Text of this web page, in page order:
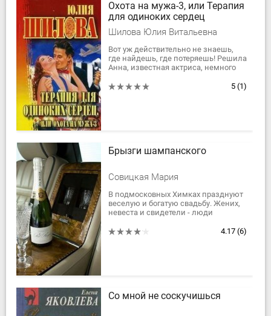
Охота на мужа-3, или Терапия
для одиноких сердец
Шилова Юлия Витальевна
Вот уж действительно не знаешь,
где найдешь, где потеряешь! Решила
Анна, известная актриса, немного
на...
5 (1)
Брызги шампанского
Совицкая Мария
В подмосковных Химках празднуют
веселую и богатую свадьбу. Жених,
невеста и свидетели - люди
устают от гостей и ночью покидают
4.17 (6)
Со мной не соскучишься